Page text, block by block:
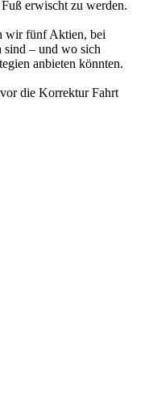
erwischt zu werden.
wir fünf Aktien, bei
sind – und wo sich
anbieten könnten.
die Korrektur Fahrt